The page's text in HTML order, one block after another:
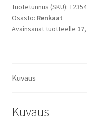
ICE-
1
Nordic
Tuotetunnus (SKU):
Osasto: Renkaat
Avainsanat tuotteelle 17,
Kuvaus
Kuvaus